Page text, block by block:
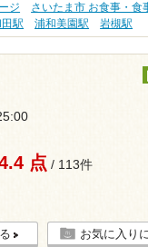
ジ
さいたま市 お食事・食
駅 浦和美園駅 岩槻駅
点 / 113件
お気に入り